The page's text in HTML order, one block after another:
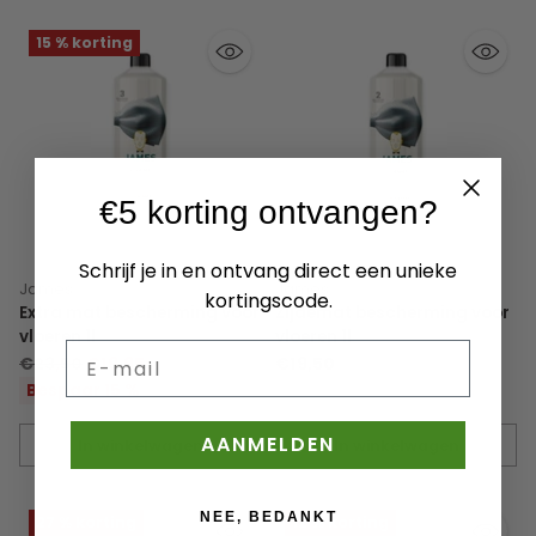
15 % korting
James
Extra mat bescherming voor
vloeren 1l
Normale
prijs
€23,50 €19,95
Bespaar 15 %
In winkelwagen
Hoeveelheid
James
Zijdemat bescherming voor
vloeren 1l
Hoeveelheid
12 % korting
€5 korting ontvangen?
Schrijf je in en ontvang direct een unieke
kortingscode.
AANMELDEN
NEE, BEDANKT